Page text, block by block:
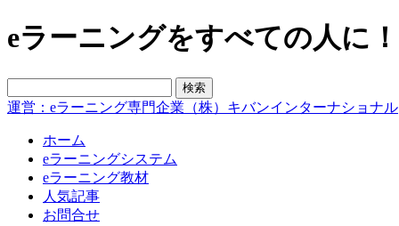
eラーニングをすべての人に
運営：eラーニング専門企業（株）キバンインターナショナル
ホーム
eラーニングシステム
eラーニング教材
人気記事
お問合せ